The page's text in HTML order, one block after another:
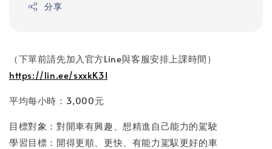
分享
（下單前請先加入官方Line與客服安排上課時間）
https://lin.ee/sxxkK3I
平均每小時：3,000元
目標對象：對開車有興趣、想精進自己能力的駕駛
學習目標：開得更順、更快、有能力駕馭更好的車